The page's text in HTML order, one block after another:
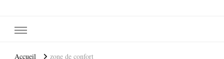
Accueil zone de confort